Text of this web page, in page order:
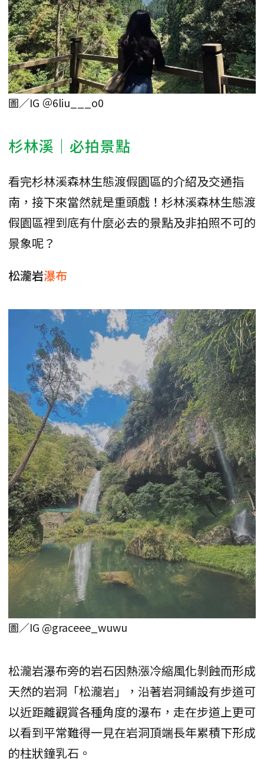
圖／IG ＠6liu___o0
杉林溪｜必拍景點
看完杉林溪森林生態渡假園區的介紹及交通指
南，接下來當然就是重頭戲！杉林溪森林生態渡
假園區裡到底有什麼必去的景點及非拍照不可的
景象呢？
松瀧岩瀑布
圖／IG @graceee_wuwu
松瀧岩瀑布旁的岩石因熱漲冷縮風化剝蝕而形成
天然的岩洞「松瀧岩」，沿著岩洞鋪設有步道可
以近距離觀賞各種角度的瀑布，走在步道上更可
以看到平常難得一見在岩洞頂端長年累積下形成
的柱狀鐘乳石。